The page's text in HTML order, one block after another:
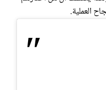
العملية.